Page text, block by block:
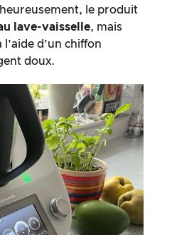
le produit
lave-vaisselle, mais
d’un chiffon
doux.